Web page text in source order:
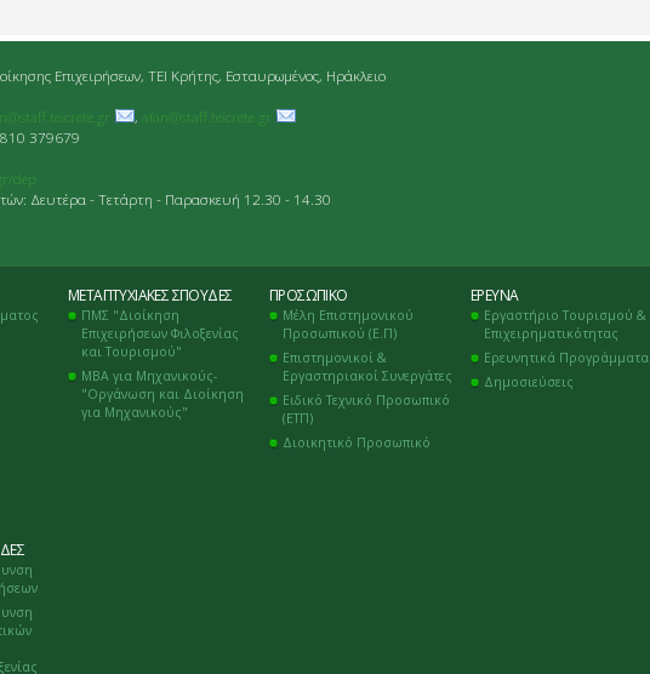
Επιχειρήσεων, ΤΕΙ Κρήτης, Εσταυρωμένος, Ηράκλειο
, afan@staff.teicrete.gr
379679
dep
Δευτέρα - Τετάρτη - Παρασκευή 12.30 - 14.30
ΜΕΤΑΠΤΥΧΙΑΚΈΣ ΣΠΟΥΔΈΣ
ΠΜΣ "Διοίκηση
Επιχειρήσεων Φιλοξενίας
και Τουρισμού"
ΜΒΑ για Μηχανικούς-
"Οργάνωση και Διοίκηση
για Μηχανικούς"
ΠΡΟΣΩΠΙΚΌ
Μέλη Επιστημονικού
Προσωπικού (Ε.Π)
Επιστημονικοί &
Εργαστηριακοί Συνεργάτες
Ειδικό Τεχνικό Προσωπικό
(ΕΤΠ)
Διοικητικό Προσωπικό
ΈΡΕΥΝΑ
Εργαστήριο Τουρισμού &
Επιχειρηματικότητας
Ερευνητικά Προγράμματα
Δημοσιεύσεις